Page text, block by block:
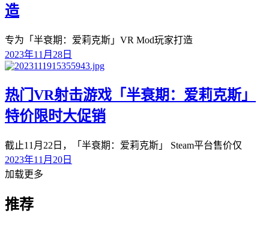
造
专为「半衰期：爱莉克斯」VR Mod玩家打造
2023年11月28日
热门VR射击游戏「半衰期：爱莉克斯」
特价限时大促销
截止11月22日，「半衰期：爱莉克斯」 Steam平台售价仅
2023年11月20日
加载更多
推荐